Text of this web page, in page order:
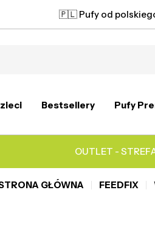
🇵🇱 Pufy od
Bestsellery Pufy
OUTLET -
GŁÓWNA FEEDFIX